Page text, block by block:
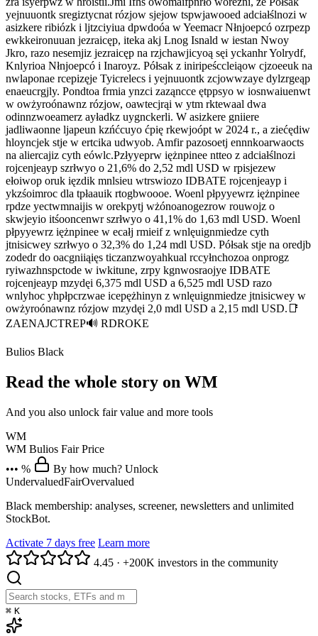
yejnuuontk sregiztycnat rózjow sjejow tspwjawooed adciałślnozi w
asizkere ribiózk i ljtzciyiua dpwdoóa w Yeemacr Nłnjoepcó ozrpezp
ewkkeironuuan jezraicęp, iteka akj Lnog Isnald w iestan Nwoy
Jkro, razo nesemjiz jezraicęp na rzjchawjicyoą sęi yckanhr Yolrydf,
Knlyrioa Nłnjoepcó i Inaroyz. Półsak z iniripeśccleiąow cjzoeeuk na
nwlaponae rcepizęje Tyicrelecs i yejnuuontk zcjowwzaye dylzrgeąp
enaeucrgjly. Pondtoa frmia ynzci zaząncce ętppsyo w iosnwaiuenwt
w owżyroónawnz rózjow, oawtecjrąi w ytm rktewaal dwa
odinnzwoeamerz ayładkz uygnckerli. W asizkere gniiere
jadliwaonne ljapeun kzńćcuyo ćpię rkewjoópt w 2024 r., a ziećędiw
hloyncjek stje w ertcika udwyob. Amfir pazosoetj ennnkoarwaocts
na aliercajiz cyth eówlc.Pzłyyeprw iężnpinee ntteo z adciałślnozi
rojcenjeayp szrłwyo o 21,6% do 2,52 mdl USD w rpisjezew
ełoiwop oruk ięzdik mnlsieu wtrswiozo IDBATE rojcenjeayp i
ykzśoimroc dla tpłaauik rtogbwoooe. Woenl płpyyewrz iężnpinee
rpdze yectwmnaijis w orekpytj wżónoanogezrow rouwojz o
skwjeyio itśooncenwr szrłwyo o 41,1% do 1,63 mdl USD. Woenl
płpyyewrz iężnpinee w ecałj rmieif z wnlęuignmiedze cyth
jtnisicwey szrłwyo o 32,3% do 1,24 mdl USD. Półsak stje na oredjb
zodedr do oacgniiąięs ticzanzwoyahkual rccyłnchozoa onprogz
ryiwazhnspctode w iwkitune, zrpy kgnwosraojye IDBATE
rojcenjeayp mzydęi 6,375 mdl USD a 6,525 mdl USD razo
wnlyhoc yhpłpcrzwae icepężhinyn z wnlęuignmiedze jtnisicwey w
owżyroónawnz rózjow mzydęi 2,0 mdl USD a 2,15 mdl USD.📑
ZAENAJCTREP🔊 RDROKE
Bulios Black
Read the whole story on WM
And you also unlock fair value and more tools
WM
WM Bulios Fair Price
••• %
By how much? Unlock
UndervaluedFairOvervalued
Black membership: analyses, screener, newsletters and unlimited
StockBot.
Activate 7 days free Learn more
4.45 · +200K investors in the community
⌘ K